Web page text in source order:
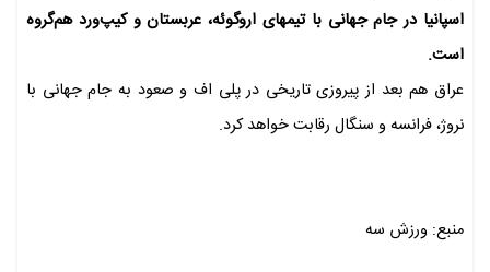
اسپانیا در جام جهانی با تیمهای اروگوئه، عربستان و کیپ‌ورد هم‌گروه
است.
عراق هم بعد از پیروزی تاریخی در پلی اف و صعود به جام جهانی با
نروژ، فرانسه و سنگال رقابت خواهد کرد.
منبع: ورزش سه